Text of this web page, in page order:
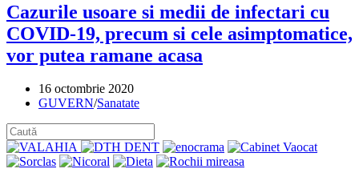
Cazurile usoare si medii de infectari cu
COVID-19, precum si cele asimptomatice,
vor putea ramane acasa
Post
published:
16 octombrie 2020
Post
GUVERN/Sanatate